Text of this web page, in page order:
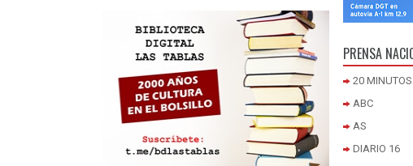
PRENSA
20 MINUTOS
ABC
AS
DIARIO 16